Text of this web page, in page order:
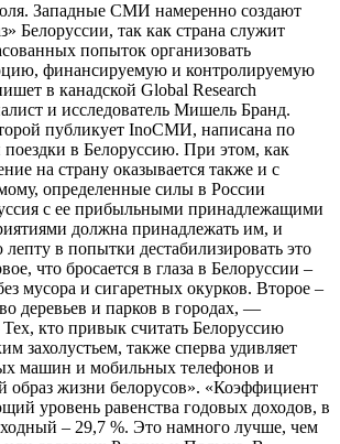
Западные СМИ намеренно создают
Белоруссии, так как страна служит
попыток организовать
финансируемую и контролируемую
в канадской Global Research
и исследователь Мишель Бранд.
публикует InoСМИ, написана по
поездки в Белоруссию. При этом, как
на страну оказывается также и с
определенные силы в России
с ее прибыльными принадлежащими
должна принадлежать им, и
лепту в попытки дестабилизировать это
что бросается в глаза в Белоруссии –
мусора и сигаретных окурков. Второе –
деревьев и парков в городах, —
кто привык считать Белоруссию
захолустьем, также сперва удивляет
машин и мобильных телефонов и
образ жизни белорусов». «Коэффициент
уровень равенства годовых доходов, в
– 29,7 %. Это намного лучше, чем